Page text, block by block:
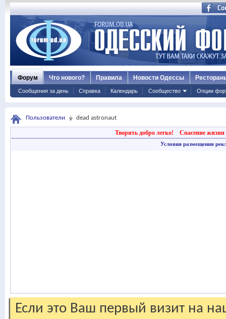
Форум
Сообщения за день Справка Календарь Сообщество Опции
Что нового? Правила Новости Одессы
Пользователи dead astronaut
Творить добро легко! Спасение жизни
Условия размещения
Если это Ваш первый визит на